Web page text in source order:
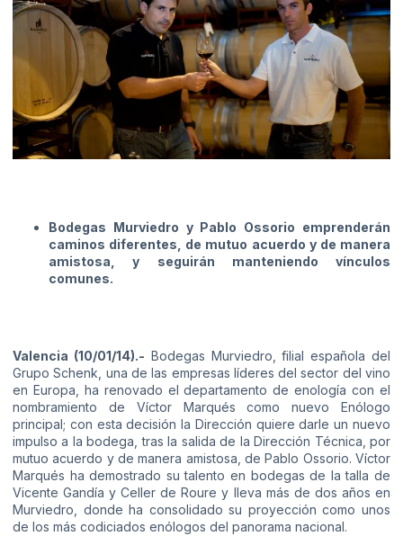
Bodegas Murviedro y Pablo Ossorio emprenderán
caminos diferentes, de mutuo acuerdo y de manera
amistosa, y seguirán manteniendo vínculos
comunes.
Valencia (10/01/14).- Bodegas Murviedro, filial española del
Grupo Schenk, una de las empresas líderes del sector del vino
en Europa, ha renovado el departamento de enología con el
nombramiento de Víctor Marqués como nuevo Enólogo
principal; con esta decisión la Dirección quiere darle un nuevo
impulso a la bodega, tras la salida de la Dirección Técnica, por
mutuo acuerdo y de manera amistosa, de Pablo Ossorio. Víctor
Marqués ha demostrado su talento en bodegas de la talla de
Vicente Gandía y Celler de Roure y lleva más de dos años en
Murviedro, donde ha consolidado su proyección como unos
de los más codiciados enólogos del panorama nacional.